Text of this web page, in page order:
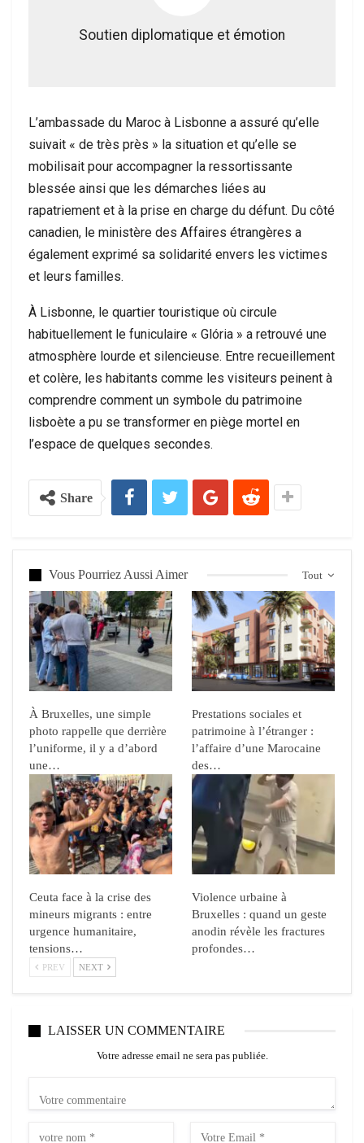
Soutien diplomatique et émotion
L’ambassade du Maroc à Lisbonne a assuré qu’elle
suivait « de très près » la situation et qu’elle se
mobilisait pour accompagner la ressortissante
blessée ainsi que les démarches liées au
rapatriement et à la prise en charge du défunt. Du côté
canadien, le ministère des Affaires étrangères a
également exprimé sa solidarité envers les victimes
et leurs familles.
À Lisbonne, le quartier touristique où circule
habituellement le funiculaire « Glória » a retrouvé une
atmosphère lourde et silencieuse. Entre recueillement
et colère, les habitants comme les visiteurs peinent à
comprendre comment un symbole du patrimoine
lisboète a pu se transformer en piège mortel en
l’espace de quelques secondes.
Share
Tout
Vous Pourriez Aussi Aimer
À Bruxelles, une simple
photo rappelle que derrière
l’uniforme, il y a d’abord
une…
Prestations sociales et
patrimoine à l’étranger :
l’affaire d’une Marocaine
des…
Ceuta face à la crise des
mineurs migrants : entre
urgence humanitaire,
tensions…
Violence urbaine à
Bruxelles : quand un geste
anodin révèle les fractures
profondes…
PREV NEXT
LAISSER UN COMMENTAIRE
Votre adresse email ne sera pas publiée.